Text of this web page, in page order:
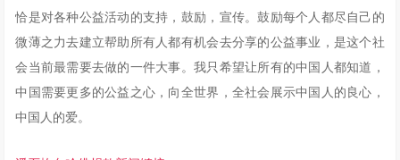
恰是对各种公益活动的支持，鼓励，宣传。鼓励每个人都尽自己的
微薄之力去建立帮助所有人都有机会去分享的公益事业，是这个社
会当前最需要去做的一件大事。我只希望让所有的中国人都知道，
中国需要更多的公益之心，向全世界，全社会展示中国人的良心，
中国人的爱。